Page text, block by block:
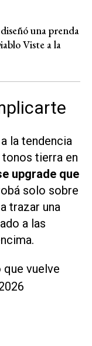
una prenda
Viste a la
la tendencia
tonos tierra en
upgrade que
solo sobre
trazar una
a las